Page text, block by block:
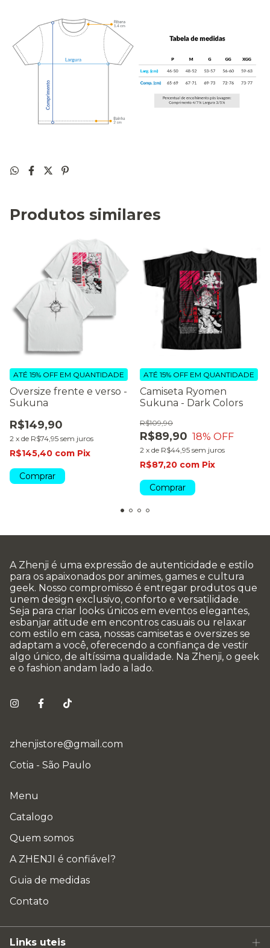
Produtos similares
Oversize frente e verso -
Sukuna
R$149,90
2 x de R$74,95 sem juros
ATÉ 15% OFF EM QUANTIDADE
R$145,40 com Pix
Comprar
Camiseta Ryomen
Sukuna - Dark Colors
R$89,90
R$109,90
18% OFF
2 x de R$44,95 sem juros
ATÉ 15% OFF EM QUANTIDADE
R$87,20 com Pix
Comprar
A Zhenji é uma expressão de autenticidade e estilo
para os apaixonados por animes, games e cultura
geek. Nosso compromisso é entregar produtos que
unem design exclusivo, conforto e versatilidade.
Seja para criar looks únicos em eventos elegantes,
esbanjar atitude em encontros casuais ou relaxar
com estilo em casa, nossas camisetas e oversizes se
adaptam a você, oferecendo a confiança de vestir
algo único, de altíssima qualidade. Na Zhenji, o geek
e o fashion andam lado a lado.
zhenjistore@gmail.com
Cotia - São Paulo
Menu
Catalogo
Quem somos
A ZHENJI é confiável?
Guia de medidas
Contato
Links uteis